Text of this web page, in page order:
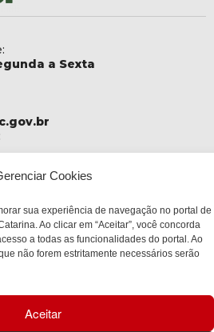
Cookies
sua experiência de navegação no portal de
Ao clicar em “Aceitar”, você concorda
a todas as funcionalidades do portal. Ao
não forem estritamente necessários serão
Aceitar
a Sexta
- Loja 06
- SC